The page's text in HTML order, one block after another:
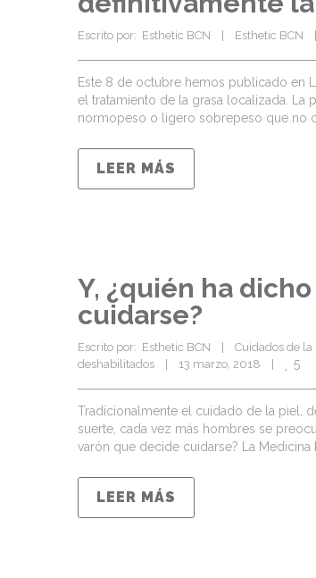
Escrito por:  Esthetic BCN    | Esthetic BCN
Este 8 de octubre hemos publicado en
el tratamiento de la grasa localizada. La
normopeso o ligero sobrepeso que no
LEER MÁS
Y, ¿quién ha
cuidarse?
Escrito por:  Esthetic BCN    | Cuidados de la
deshabilitados
    |    13 marzo, 2018    |
5
Tradicionalmente el cuidado de la piel,
suerte, cada vez más hombres se
varón que decide cuidarse? La Medicina
LEER MÁS